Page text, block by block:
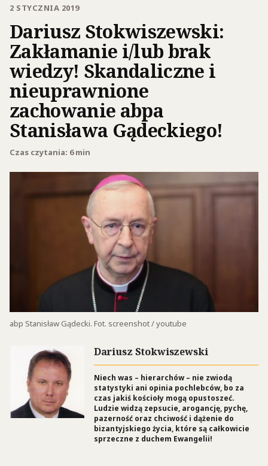
2 STYCZNIA 2019
Dariusz Stokwiszewski:
Zakłamanie i/lub brak
wiedzy! Skandaliczne i
nieuprawnione
zachowanie abpa
Stanisława Gądeckiego!
Czas czytania: 6 min
abp Stanisław Gądecki. Fot. screenshot / youtube
Dariusz Stokwiszewski
Niech was – hierarchów – nie zwiodą
statystyki ani opinia pochlebców, bo za
czas jakiś kościoły mogą opustoszeć.
Ludzie widzą zepsucie, arogancję, pychę,
pazerność oraz chciwość i dążenie do
bizantyjskiego życia, które są całkowicie
sprzeczne z duchem Ewangelii!